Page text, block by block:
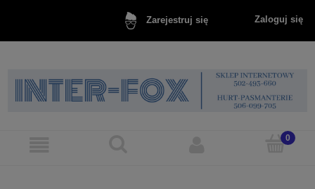
Zarejestruj się Zaloguj się